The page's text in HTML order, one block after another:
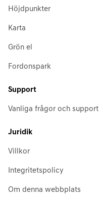
Höjdpunkter
Karta
Grön el
Fordonspark
Support
Vanliga frågor och support
Juridik
Villkor
Integritetspolicy
Om denna webbplats